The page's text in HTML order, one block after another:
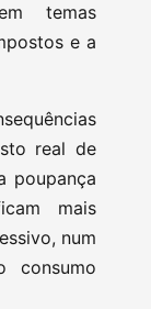
temas
e a
real de
poupança
mais
num
consumo